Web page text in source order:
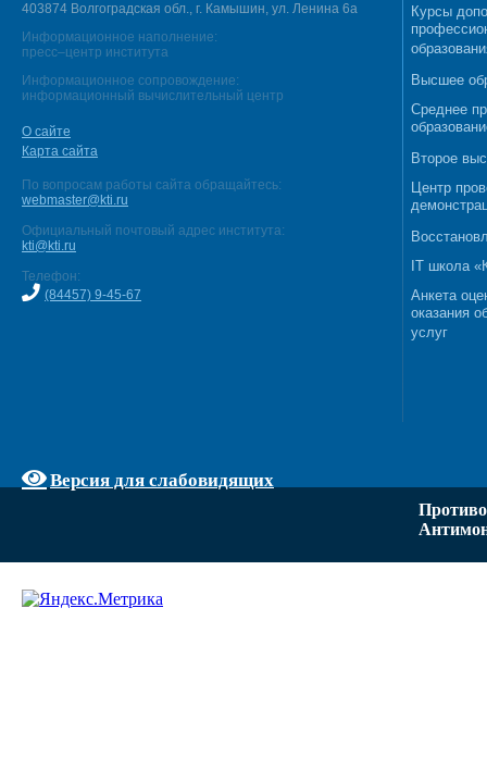
403874 Волгоградская обл., г. Камышин, ул. Ленина 6а
Информационное наполнение:
пресс–центр института
Информационное сопровождение:
информационный вычислительный центр
О сайте
Карта сайта
По вопросам работы сайта обращайтесь:
webmaster@kti.ru
Официальный почтовый адрес института:
kti@kti.ru
Телефон:
(84457) 9-45-67
Версия для слабовидящих
Курсы
Высшее
Среднее
Второе
Центр
IT школа
Анкета
оказания
услуг